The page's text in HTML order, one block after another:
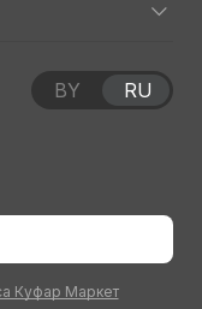
Куфар Маркет
BY RU